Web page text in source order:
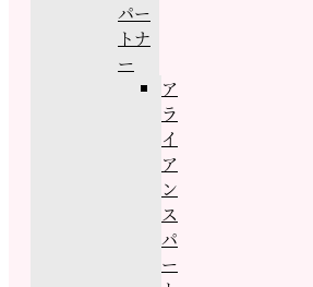
パー
トナ
ー
ア
ラ
イ
ア
ン
ス
パ
ー